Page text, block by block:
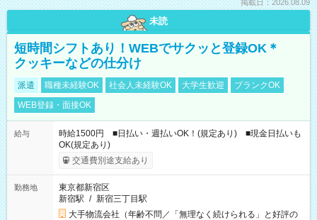
掲載日：2026.08.09
未読
短時間シフトあり！WEBでサクッと登録OK＊
クッキーなどの仕分け
派遣 職種未経験OK 社会人未経験OK 大学生歓迎
ブランクOK
WEB登録・面接OK
給与
時給1500円 ■日払い・週払いOK！(規定あり) ■現金日払いも
OK(規定あり)
交通費別途支給あり
勤務地
東京都新宿区
新宿駅 / 新宿三丁目駅
大手物流会社（年齢不問／「無理なく続けられる」と好評の